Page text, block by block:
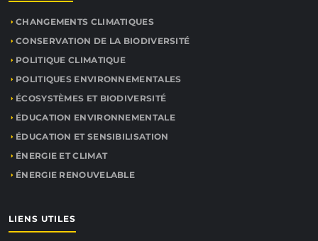
CHANGEMENTS CLIMATIQUES
CONSERVATION DE LA BIODIVERSITÉ
POLITIQUE CLIMATIQUE
POLITIQUES ENVIRONNEMENTALES
ÉCOSYSTÈMES ET BIODIVERSITÉ
ÉDUCATION ENVIRONNEMENTALE
ÉDUCATION ET SENSIBILISATION
ÉNERGIE ET CLIMAT
ÉNERGIE RENOUVELABLE
LIENS UTILES